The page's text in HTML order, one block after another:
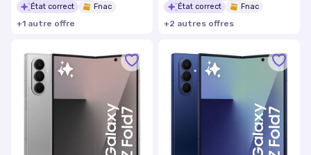
État correct
Fnac
+1 autre offre
État correct
Fnac
+2 autres offres